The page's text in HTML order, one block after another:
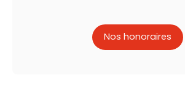
Nos honoraires